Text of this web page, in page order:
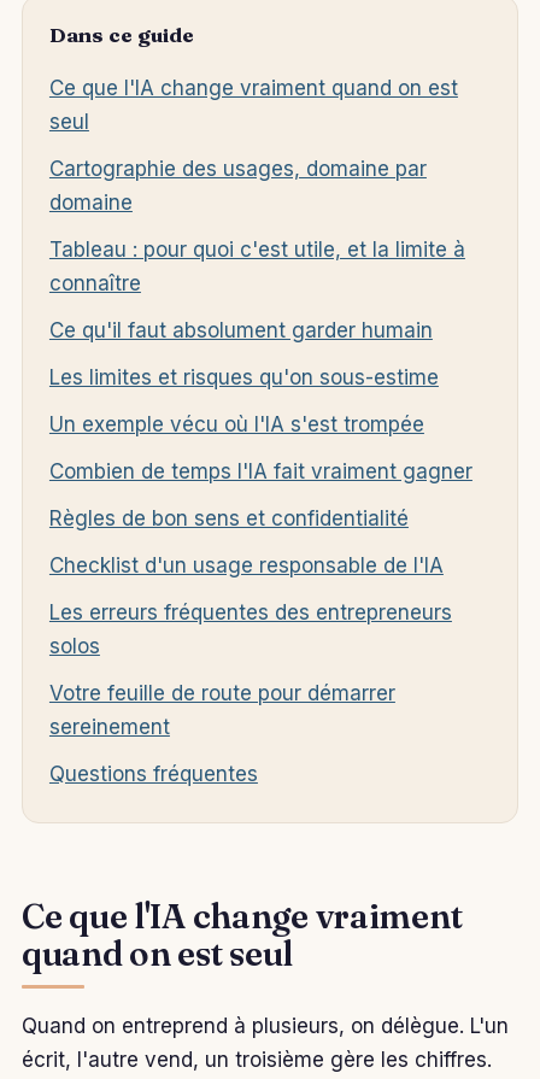
Dans ce guide
Ce que l'IA change vraiment quand on est
seul
Cartographie des usages, domaine par
domaine
Tableau : pour quoi c'est utile, et la limite à
connaître
Ce qu'il faut absolument garder humain
Les limites et risques qu'on sous-estime
Un exemple vécu où l'IA s'est trompée
Combien de temps l'IA fait vraiment gagner
Règles de bon sens et confidentialité
Checklist d'un usage responsable de l'IA
Les erreurs fréquentes des entrepreneurs
solos
Votre feuille de route pour démarrer
sereinement
Questions fréquentes
Ce que l'IA change vraiment
quand on est seul
Quand on entreprend à plusieurs, on délègue. L'un
écrit, l'autre vend, un troisième gère les chiffres.